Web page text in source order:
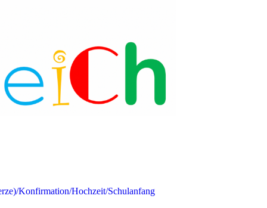
Konfirmation/Hochzeit/Schulanfang